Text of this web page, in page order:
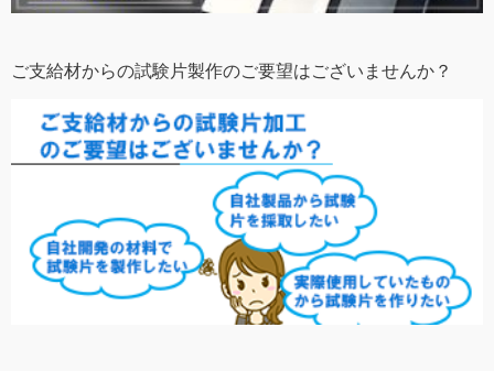
ご支給材からの試験片製作のご要望はございませんか？